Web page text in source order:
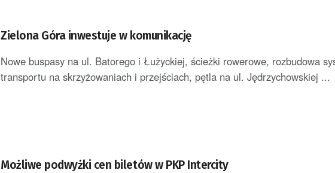
Zielona Góra inwestuje w komunikację
Nowe buspasy na ul. Batorego i Łużyckiej, ścieżki rowerowe, rozbudowa
transportu na skrzyżowaniach i przejściach, pętla na ul. Jędrzychowskiej ...
Możliwe podwyżki cen biletów w PKP Intercity